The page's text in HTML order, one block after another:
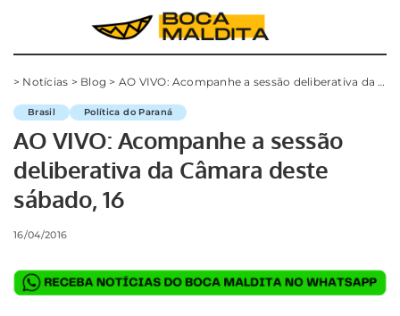
> Notícias > Blog > AO VIVO: Acompanhe a sessão deliberativa da Câmara deste sábado, 16
Brasil Política do Paraná
AO VIVO: Acompanhe a sessão
deliberativa da Câmara deste
sábado, 16
16/04/2016